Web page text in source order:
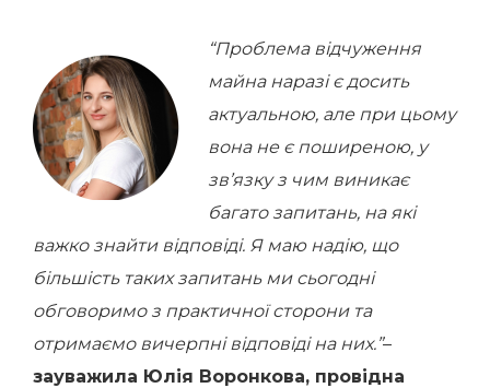
“Проблема відчуження
майна наразі є досить
актуальною, але при цьому
вона не є поширеною, у
зв’язку з чим виникає
багато запитань, на які
важко знайти відповіді. Я маю надію, що
більшість таких запитань ми сьогодні
обговоримо з практичної сторони та
отримаємо вичерпні відповіді на них.”–
зауважила Юлія Воронкова, провідна